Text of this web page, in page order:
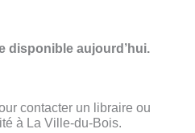
disponible aujourd’hui.
contacter un libraire ou
à La Ville-du-Bois.